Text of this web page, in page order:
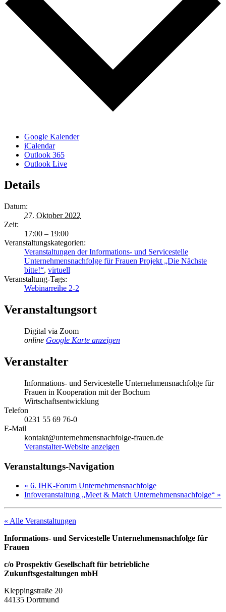
Google Kalender
iCalendar
Outlook 365
Outlook Live
Details
Datum:
27. Oktober 2022
Zeit:
17:00 – 19:00
Veranstaltungskategorien:
Veranstaltungen der Informations- und Servicestelle
Unternehmensnachfolge für Frauen Projekt „Die Nächste
bitte!“, virtuell
Veranstaltung-Tags:
Webinarreihe 2-2
Veranstaltungsort
Digital via Zoom
online Google Karte anzeigen
Veranstalter
Informations- und Servicestelle Unternehmensnachfolge für
Frauen in Kooperation mit der Bochum
Wirtschaftsentwicklung
Telefon
0231 55 69 76-0
E-Mail
kontakt@unternehmensnachfolge-frauen.de
Veranstalter-Website anzeigen
Veranstaltungs-Navigation
« 6. IHK-Forum Unternehmensnachfolge
Infoveranstaltung „Meet & Match Unternehmensnachfolge“ »
« Alle Veranstaltungen
Informations- und Servicestelle Unternehmensnachfolge für
Frauen
c/o Prospektiv Gesellschaft für betriebliche
Zukunftsgestaltungen mbH
Kleppingstraße 20
44135 Dortmund